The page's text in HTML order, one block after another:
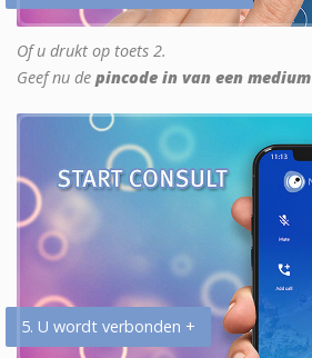
Of u drukt op toets 2.
Geef nu de pincode in van een medium
5. U wordt verbonden +